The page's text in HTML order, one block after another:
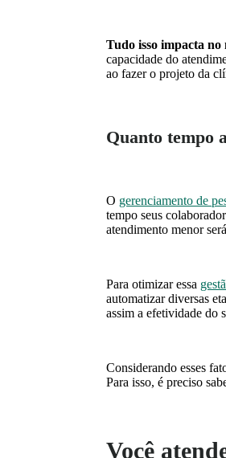
Tudo isso impacta
capacidade do
ao fazer o projeto da
Quanto tempo
O gerenciamento de
tempo seus
atendimento menor
Para otimizar essa
automatizar diversas
assim a efetividade do
Considerando esses
Para isso, é preciso
Você